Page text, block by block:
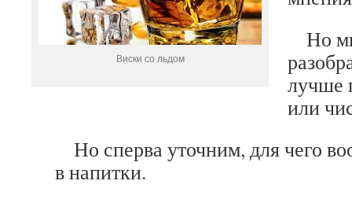
Виски со льдом
Но
лучше
или
Но сперва уточним, для чего
в напитки.